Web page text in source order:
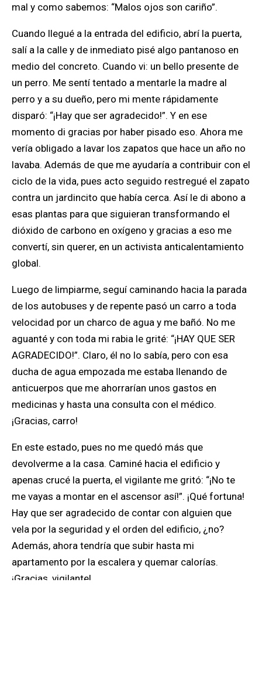
mal y como sabemos: “Malos ojos son cariño”.
Cuando llegué a la entrada del edificio, abrí la puerta,
salí a la calle y de inmediato pisé algo pantanoso en
medio del concreto. Cuando vi: un bello presente de
un perro. Me sentí tentado a mentarle la madre al
perro y a su dueño, pero mi mente rápidamente
disparó: “¡Hay que ser agradecido!”. Y en ese
momento di gracias por haber pisado eso. Ahora me
vería obligado a lavar los zapatos que hace un año no
lavaba. Además de que me ayudaría a contribuir con el
ciclo de la vida, pues acto seguido restregué el zapato
contra un jardincito que había cerca. Así le di abono a
esas plantas para que siguieran transformando el
dióxido de carbono en oxígeno y gracias a eso me
convertí, sin querer, en un activista anticalentamiento
global.
Luego de limpiarme, seguí caminando hacia la parada
de los autobuses y de repente pasó un carro a toda
velocidad por un charco de agua y me bañó. No me
aguanté y con toda mi rabia le grité: “¡HAY QUE SER
AGRADECIDO!”. Claro, él no lo sabía, pero con esa
ducha de agua empozada me estaba llenando de
anticuerpos que me ahorrarían unos gastos en
medicinas y hasta una consulta con el médico.
¡Gracias, carro!
En este estado, pues no me quedó más que
devolverme a la casa. Caminé hacia el edificio y
apenas crucé la puerta, el vigilante me gritó: “¡No te
me vayas a montar en el ascensor así!”. ¡Qué fortuna!
Hay que ser agradecido de contar con alguien que
vela por la seguridad y el orden del edificio, ¿no?
Además, ahora tendría que subir hasta mi
apartamento por la escalera y quemar calorías.
¡Gracias, vigilante!